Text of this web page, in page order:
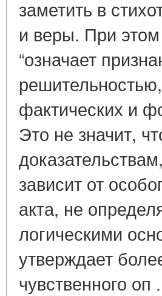
заметить в
и веры. При
“означает
фактических и
Это не значит,
зависит от
акта, не
логическими
утверждает
чувственного оп